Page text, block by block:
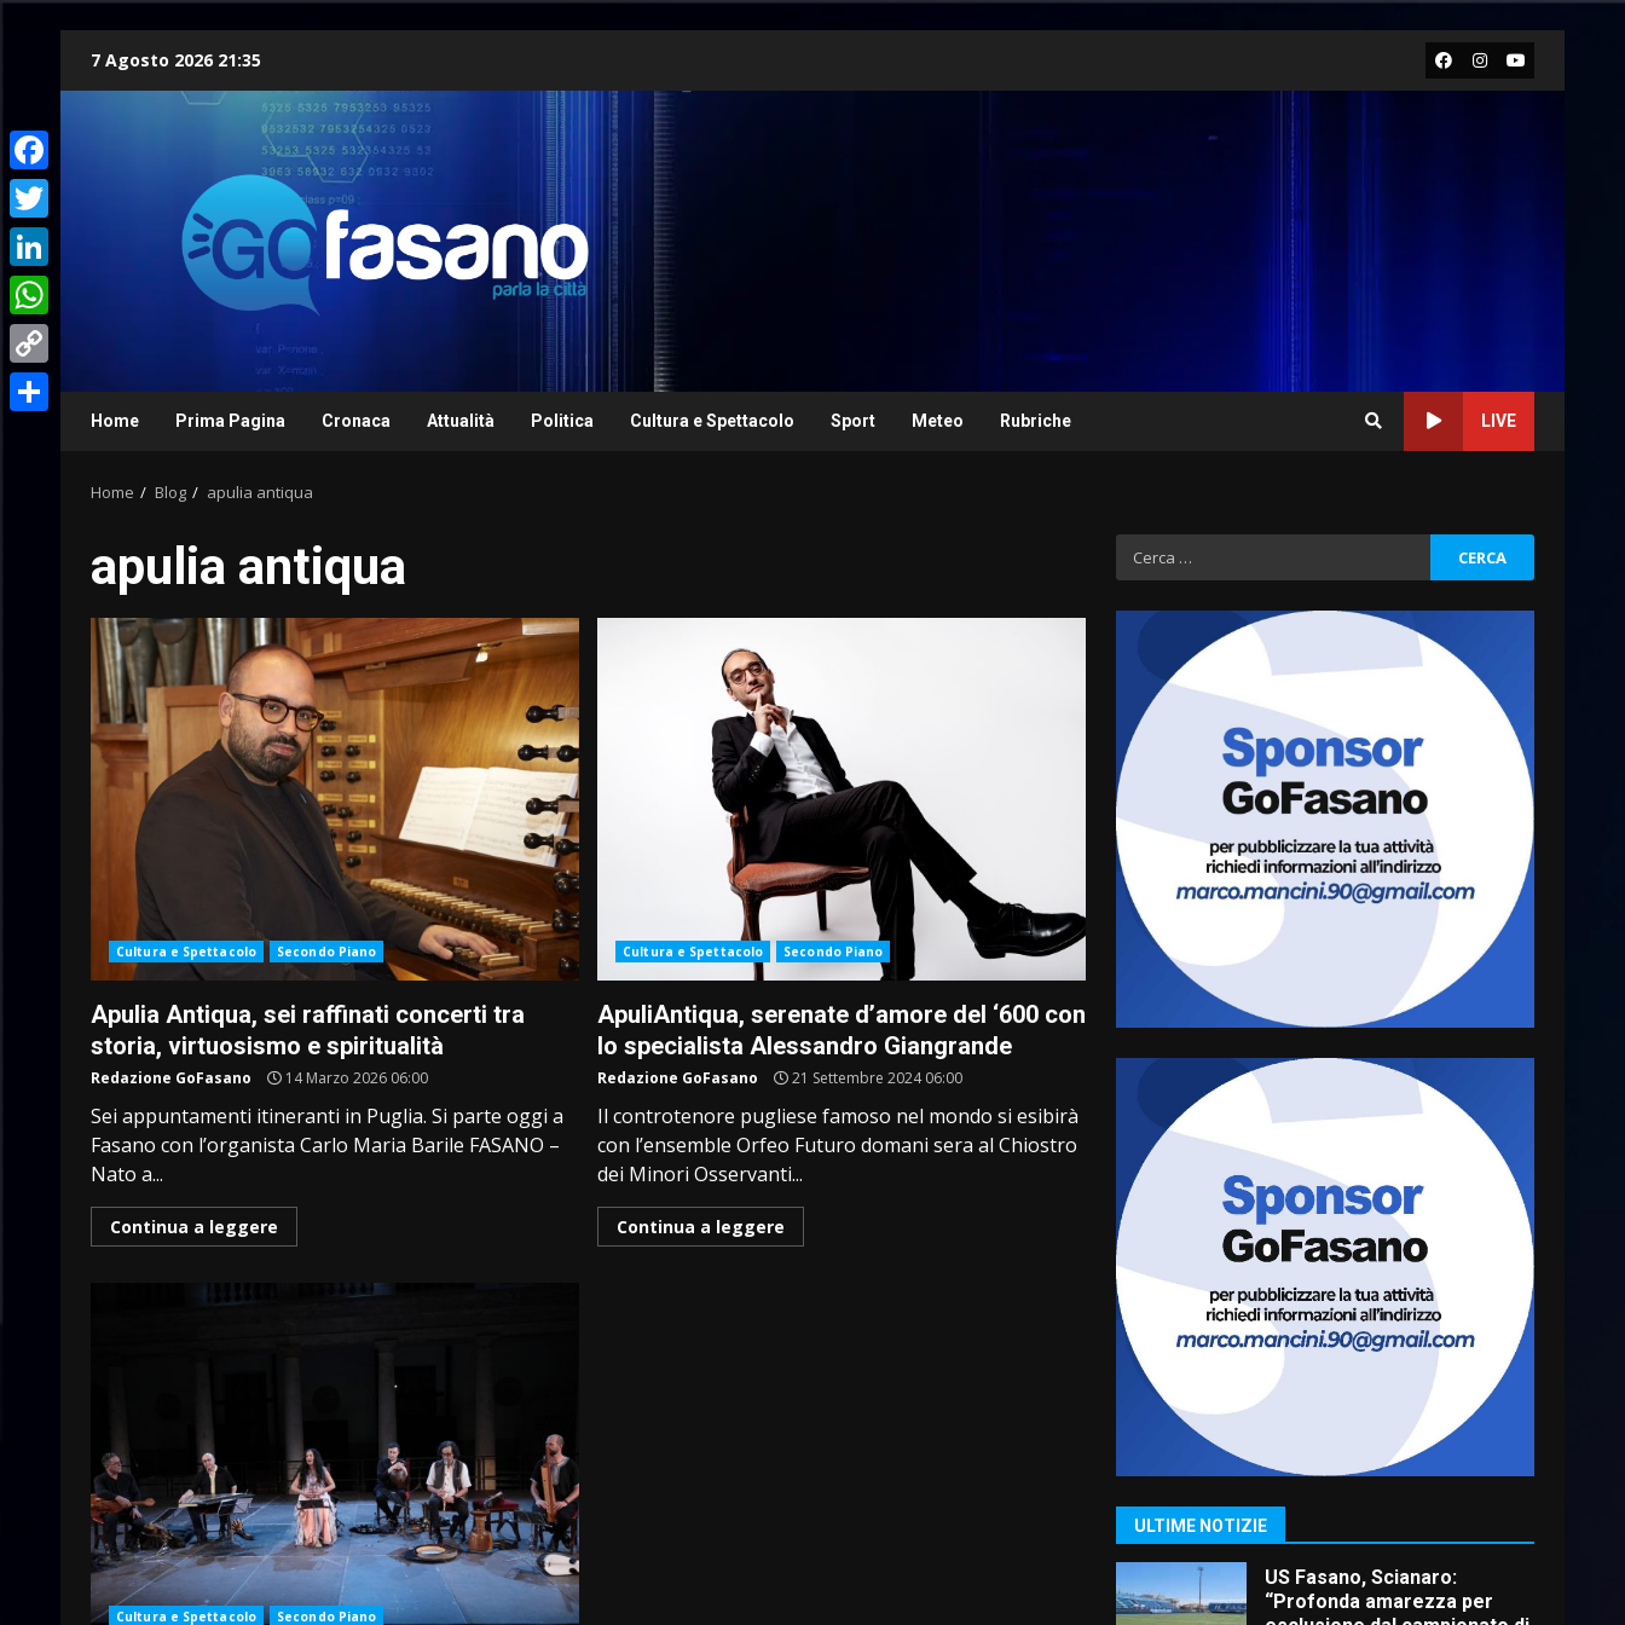
7 Agosto 2026 21:35 Facebook
Instagram
Youtube
Home Prima Pagina Cronaca Attualità Politica Cultura e Spettacolo Sport Meteo Rubriche LIVE
Home Blog apulia antiqua
apulia antiqua
Cultura e Spettacolo Secondo Piano
Apulia Antiqua, sei raffinati concerti tra
storia, virtuosismo e spiritualità
Redazione GoFasano 14 Marzo 2026 06:00
Sei appuntamenti itineranti in Puglia. Si parte oggi a
Fasano con l’organista Carlo Maria Barile FASANO –
Nato a...
Continua a leggere
Cultura e Spettacolo Secondo Piano
ApuliAntiqua, serenate d’amore del ‘600 con
lo specialista Alessandro Giangrande
Redazione GoFasano 21 Settembre 2024 06:00
Il controtenore pugliese famoso nel mondo si esibirà
con l’ensemble Orfeo Futuro domani sera al Chiostro
dei Minori Osservanti...
Continua a leggere
Cultura e Spettacolo Secondo Piano
Ricerca
per:
ULTIME NOTIZIE
Fasanese ferito a colpi di
arma da fuoco
6 Agosto 2026 18:13
4
Carta d’identità: continua il
piano di aperture
straordinarie del Comune di
Fasano
6 Agosto 2026 14:16
5
Grazia Neglia, coordinatrice
cittadina di Fratelli d’Italia,
pronta a tornare in Consiglio
6 Agosto 2026 08:00
Cura dei beni comuni e
cittadinanza attiva: online
l’avviso per la gestione
condivisa della Villetta di
Laureto
6 Agosto 2026 06:20
7
La magia del Minareto e la
prima assoluta de “L’Albergo
Belvedere. Il rapimento”
6 Agosto 2026 06:15
1
“I Contestatori: Musica di
Rivoluzione”: nuovo
appuntamento con “Fasano in
US Fasano, Scianaro:
“Profonda amarezza per
Facebook
Twitter
LinkedIn
WhatsApp
Copy